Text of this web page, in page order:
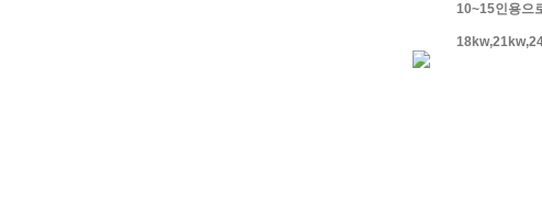
10~15인용으